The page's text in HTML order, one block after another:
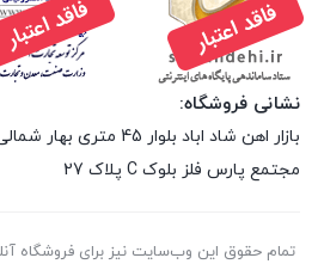
نشانی فروشگاه:
بازار اهن شاد اباد
مجتمع پارس فلز بلوک C پلاک 27
تمام حقوق اين وب‌سايت نیز برای فروشگاه